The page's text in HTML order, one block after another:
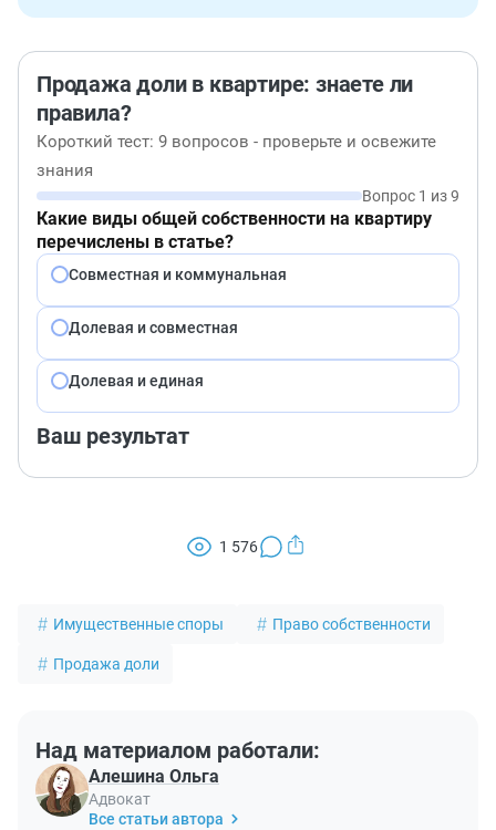
Продажа доли в квартире: знаете ли
правила?
Короткий тест: 9 вопросов - проверьте и освежите
знания
Вопрос 1 из 9
Какие виды общей собственности на квартиру
перечислены в статье?
Совместная и коммунальная
Долевая и совместная
Долевая и единая
Ваш результат
1 576
Имущественные споры Право собственности
Продажа доли
Над материалом работали:
Алешина Ольга
Адвокат
Все статьи автора